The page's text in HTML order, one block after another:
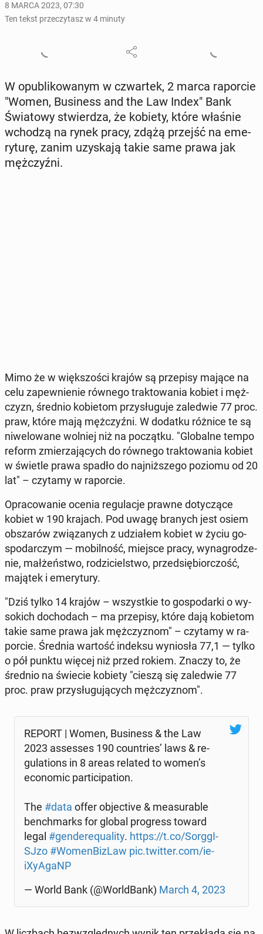
8 MARCA 2023, 07:30
Ten tekst przeczytasz w 4 minuty
W opu­bli­ko­wa­nym w czwar­tek, 2 marca ra­por­cie
"Women, Bu­si­ness and the Law Index" Bank
Świa­to­wy stwier­dza, że kobiety, które właśnie
wchodzą na rynek pracy, zdążą przejść na eme­
ry­tu­rę, zanim uzy­ska­ją takie same prawa jak
męż­czyź­ni.
Mimo że w więk­szo­ści krajów są prze­pi­sy mające na
celu za­pew­nie­nie równego trak­to­wa­nia kobiet i męż­
czyzn, średnio ko­bie­tom przy­słu­gu­je za­le­d­wie 77 proc.
praw, które mają męż­czyź­ni. W dodatku różnice te są
ni­we­lo­wa­ne wolniej niż na po­cząt­ku. "Glo­bal­ne tempo
reform zmie­rza­ją­cych do równego trak­to­wa­nia kobiet
w świetle prawa spadło do naj­niż­sze­go poziomu od 20
lat" – czytamy w ra­por­cie.
Opra­co­wa­nie ocenia re­gu­la­cje prawne do­ty­czą­ce
kobiet w 190 krajach. Pod uwagę branych jest osiem
ob­sza­rów zwią­za­nych z udzia­łem kobiet w życiu go­
spo­dar­czym — mo­bil­ność, miejsce pracy, wy­na­gro­dze­
nie, mał­żeń­stwo, ro­dzi­ciel­stwo, przed­się­bior­czość,
majątek i eme­ry­tu­ry.
"Dziś tylko 14 krajów – wszyst­kie to go­spo­dar­ki o wy­
so­kich do­cho­dach – ma prze­pi­sy, które dają ko­bie­tom
takie same prawa jak męż­czy­znom" – czytamy w ra­
por­cie. Średnia wartość indeksu wy­nio­sła 77,1 — tylko
o pół punktu więcej niż przed rokiem. Znaczy to, że
średnio na świecie kobiety "cieszą się za­le­d­wie 77
proc. praw przy­słu­gu­ją­cych męż­czy­znom".
REPORT | Women, Bu­si­ness & the Law
2023 as­ses­ses 190 co­un­tries’ laws & re­
gu­la­tions in 8 areas related to women’s
eco­no­mic par­ti­ci­pa­tion.
The #data offer ob­jec­ti­ve & me­asu­ra­ble
bench­marks for global pro­gress toward
legal #gen­de­re­qu­ali­ty. https://t.co/Sorg­gI­
SJ­zo #Wo­men­Bi­zLaw pic.twitter.com/ie­
iXy­AgaNP
— World Bank (@World­Bank) March 4, 2023